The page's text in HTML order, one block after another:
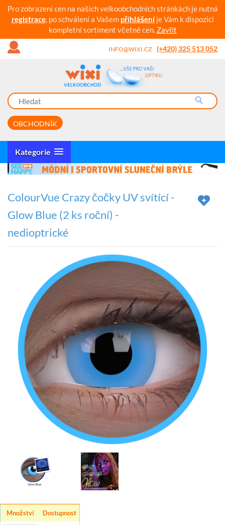
Pro zobrazení cen na našich velkoobchodních stránkách je nutná
registrace, po schválení a Vašem přihlášeníje Vám k dispozici
kompletní sortiment včetně cen. Zavřít
INFO@WIXI.CZ (+420) 325 513 052
OBCHODNÍK
Kategorie
ColourVue Crazy čočky UV svítící -
Glow Blue (2 ks roční) -
nedioptrické
Množství Dostupnost